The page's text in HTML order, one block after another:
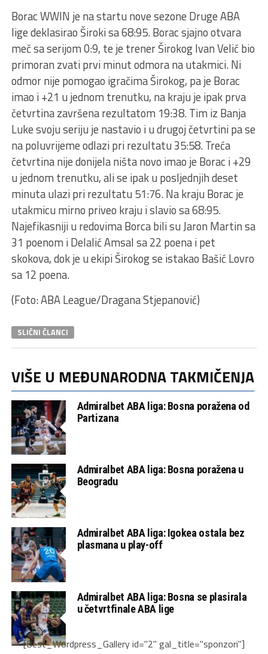
Borac WWIN je na startu nove sezone Druge ABA
lige deklasirao Široki sa 68:95. Borac sjajno otvara
meč sa serijom 0:9, te je trener Širokog Ivan Velić bio
primoran zvati prvi minut odmora na utakmici. Ni
odmor nije pomogao igračima Širokog, pa je Borac
imao i +21 u jednom trenutku, na kraju je ipak prva
četvrtina završena rezultatom 19:38. Tim iz Banja
Luke svoju seriju je nastavio i u drugoj četvrtini pa se
na poluvrijeme odlazi pri rezultatu 35:58. Treća
četvrtina nije donijela ništa novo imao je Borac i +29
u jednom trenutku, ali se ipak u posljednjih deset
minuta ulazi pri rezultatu 51:76. Na kraju Borac je
utakmicu mirno priveo kraju i slavio sa 68:95.
Najefikasniji u redovima Borca bili su Jaron Martin sa
31 poenom i Delalić Amsal sa 22 poena i pet
skokova, dok je u ekipi Širokog se istakao Bašić Lovro
sa 12 poena.
(Foto: ABA League/Dragana Stjepanović)
SLIČNI ČLANCI
VIŠE U MEĐUNARODNA TAKMIČENJA
Admiralbet ABA liga: Bosna poražena od
Partizana
Admiralbet ABA liga: Bosna poražena u
Beogradu
Admiralbet ABA liga: Igokea ostala bez
plasmana u play-off
Admiralbet ABA liga: Bosna se plasirala
u četvrtfinale ABA lige
[Best_Wordpress_Gallery id="2" gal_title="sponzori"]